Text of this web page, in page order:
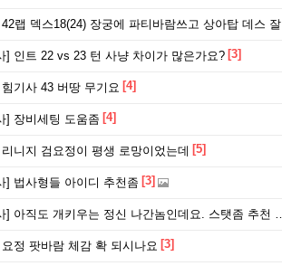
42랩 덱스18(24) 장궁에 파티바람쓰고 상아탑 데스 잘 박히나요?
] 인트 22 vs 23 턴 사냥 차이가 많은가요? [3]
힘기사 43 버땅 무기요 [4]
] 장비세팅 도움좀 [4]
리니지 검요정이 평생 로망이었는데 [5]
] 법사형들 아이디 추천좀 [3]
] 아직도 개키우는 정신 나간놈인데요. 스탯좀 추천 해주세용
요정 팟바람 체감 확 되시나요 [3]